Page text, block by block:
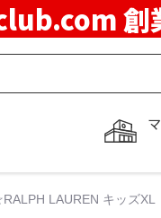
創
LAUREN キッズ